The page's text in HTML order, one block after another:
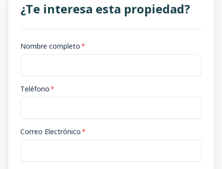
¿Te interesa esta propiedad?
Nombre completo*
Teléfono*
Correo Electrónico*